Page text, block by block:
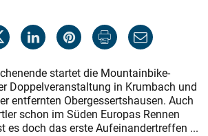
startet die Mountainbike-
Doppelveranstaltung in Krumbach und
entfernten Obergessertshausen. Auch
schon im Süden Europas Rennen
es doch das erste Aufeinandertreffen ...